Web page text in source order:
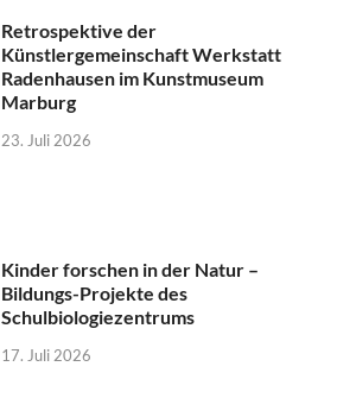
Retrospektive der
Künstlergemeinschaft Werkstatt
Radenhausen im Kunstmuseum
Marburg
23. Juli 2026
Kinder forschen in der Natur –
Bildungs-Projekte des
Schulbiologiezentrums
17. Juli 2026